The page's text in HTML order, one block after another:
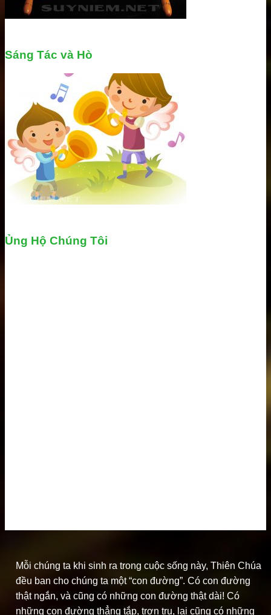
Sáng Tác và Hò
Ủng Hộ Chúng Tôi
Mỗi chúng ta khi sinh ra trong cuộc sống này, Thiên Chúa
đều ban cho chúng ta một “con đường”. Có con đường
thật ngắn, và cũng có những con đường thật dài! Có
những con đường thẳng tắp, trơn tru, lại cũng có những